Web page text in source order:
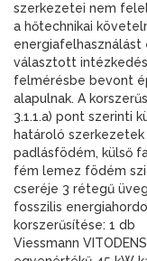
szerkezetei nem
a hőtechnikai
választott
felmérésbe bevont
alapulnak. A
3.1.1.a) pont szerinti
határoló
padlásfödém, külső
fém lemez födém
cseréje 3 rétegű
fosszilis
korszerűsítése: 1 db
Viessmann